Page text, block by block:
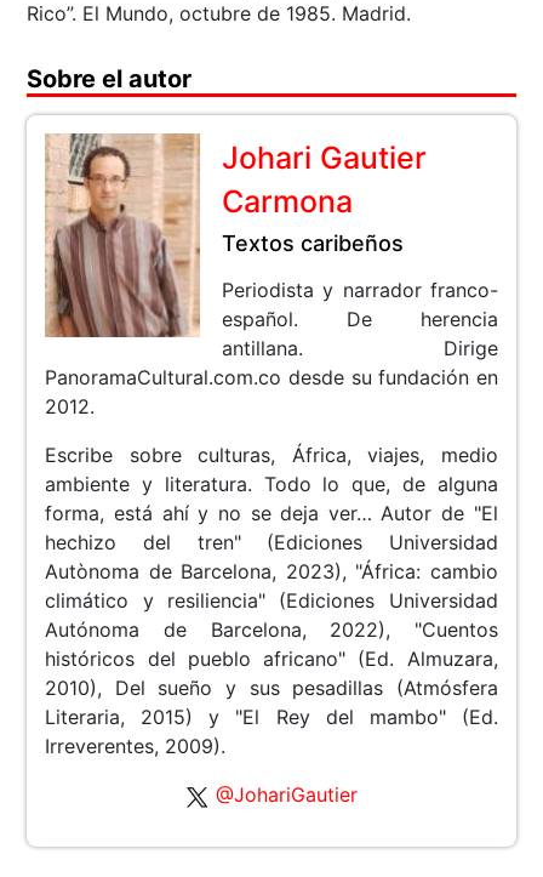
Rico”. El Mundo, octubre de 1985. Madrid.
Sobre el autor
Johari Gautier
Carmona
Textos caribeños
Periodista y narrador franco-
español. De herencia
antillana. Dirige
PanoramaCultural.com.co desde su fundación en
2012.
Escribe sobre culturas, África, viajes, medio
ambiente y literatura. Todo lo que, de alguna
forma, está ahí y no se deja ver… Autor de "El
hechizo del tren" (Ediciones Universidad
Autònoma de Barcelona, 2023), "África: cambio
climático y resiliencia" (Ediciones Universidad
Autónoma de Barcelona, 2022), "Cuentos
históricos del pueblo africano" (Ed. Almuzara,
2010), Del sueño y sus pesadillas (Atmósfera
Literaria, 2015) y "El Rey del mambo" (Ed.
Irreverentes, 2009).
@JohariGautier